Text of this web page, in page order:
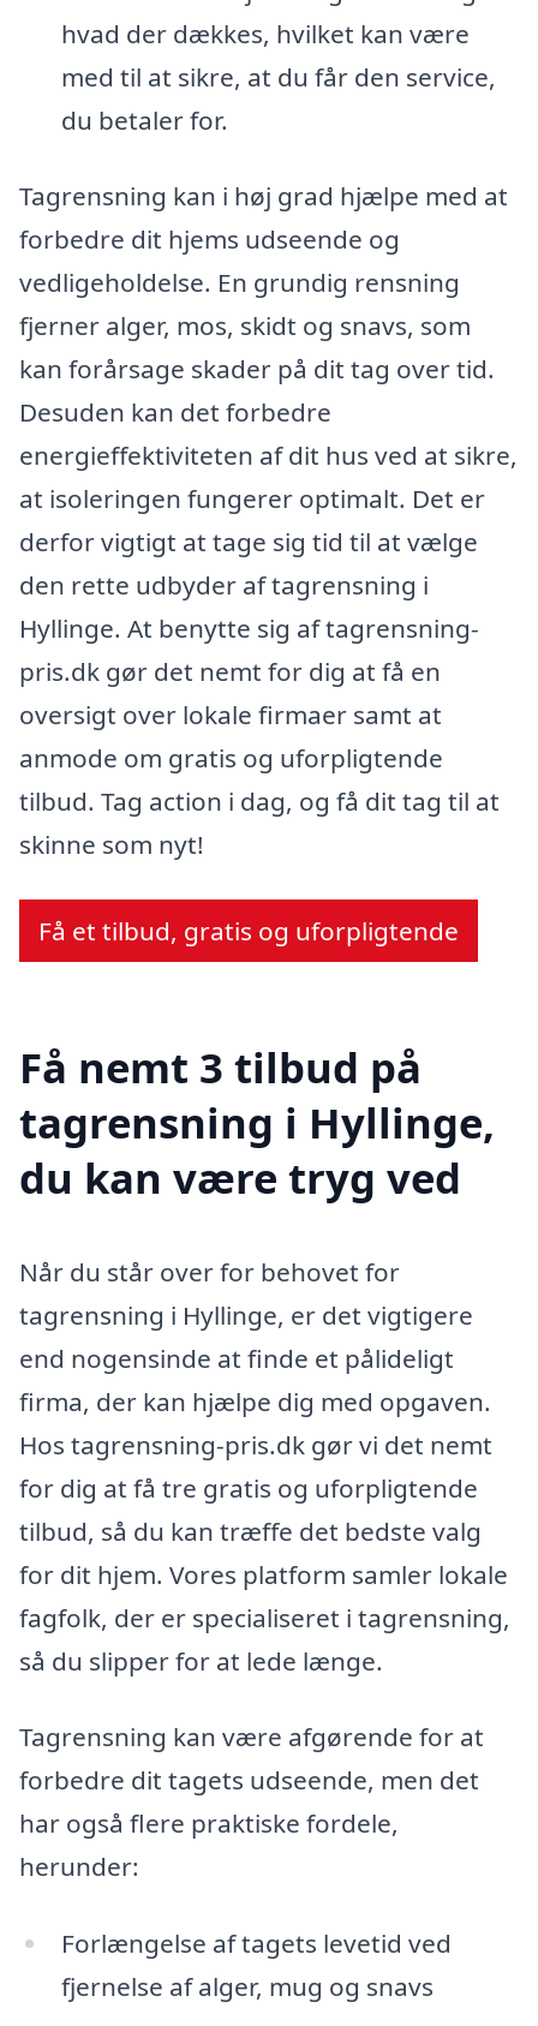
hvad der dækkes, hvilket kan være
med til at sikre, at du får den service,
du betaler for.
Tagrensning kan i høj grad hjælpe med at
forbedre dit hjems udseende og
vedligeholdelse. En grundig rensning
fjerner alger, mos, skidt og snavs, som
kan forårsage skader på dit tag over tid.
Desuden kan det forbedre
energieffektiviteten af dit hus ved at sikre,
at isoleringen fungerer optimalt. Det er
derfor vigtigt at tage sig tid til at vælge
den rette udbyder af tagrensning i
Hyllinge. At benytte sig af tagrensning-
pris.dk gør det nemt for dig at få en
oversigt over lokale firmaer samt at
anmode om gratis og uforpligtende
tilbud. Tag action i dag, og få dit tag til at
skinne som nyt!
Få et tilbud, gratis og uforpligtende
Få nemt 3 tilbud på
tagrensning i Hyllinge,
du kan være tryg ved
Når du står over for behovet for
tagrensning i Hyllinge, er det vigtigere
end nogensinde at finde et pålideligt
firma, der kan hjælpe dig med opgaven.
Hos tagrensning-pris.dk gør vi det nemt
for dig at få tre gratis og uforpligtende
tilbud, så du kan træffe det bedste valg
for dit hjem. Vores platform samler lokale
fagfolk, der er specialiseret i tagrensning,
så du slipper for at lede længe.
Tagrensning kan være afgørende for at
forbedre dit tagets udseende, men det
har også flere praktiske fordele,
herunder:
Forlængelse af tagets levetid ved
fjernelse af alger, mug og snavs